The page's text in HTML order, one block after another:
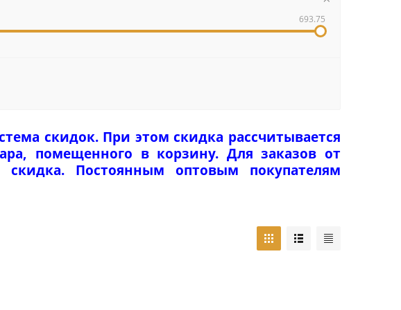
693.75
скидок. При этом скидка рассчитывается
помещенного в корзину. Для заказов от
скидка. Постоянным оптовым покупателям